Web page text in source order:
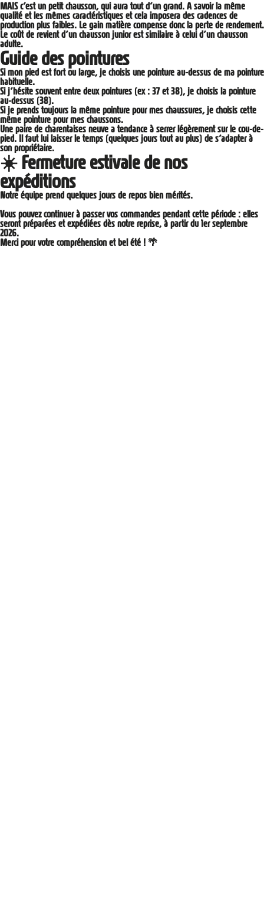
MAIS c’est un petit chausson, qui aura tout d’un grand. A savoir la même
qualité et les mêmes caractéristiques et cela imposera des cadences de
production plus faibles. Le gain matière compense donc la perte de rendement.
Le coût de revient d’un chausson junior est similaire à celui d’un chausson
adulte.
Guide des pointures
Si mon pied est fort ou large, je choisis une pointure au-dessus de ma pointure
habituelle.
Si j’hésite souvent entre deux pointures (ex : 37 et 38), je choisis la pointure
au-dessus (38).
Si je prends toujours la même pointure pour mes chaussures, je choisis cette
même pointure pour mes chaussons.
Une paire de charentaises neuve a tendance à serrer légèrement sur le cou-de-
pied. Il faut lui laisser le temps (quelques jours tout au plus) de s’adapter à
son propriétaire.
☀️ Fermeture estivale de nos
expéditions
Notre équipe prend quelques jours de repos bien mérités.
Vous pouvez continuer à passer vos commandes pendant cette période : elles
seront préparées et expédiées dès notre reprise, à partir du 1er septembre
2026.
Merci pour votre compréhension et bel été ! 🌴